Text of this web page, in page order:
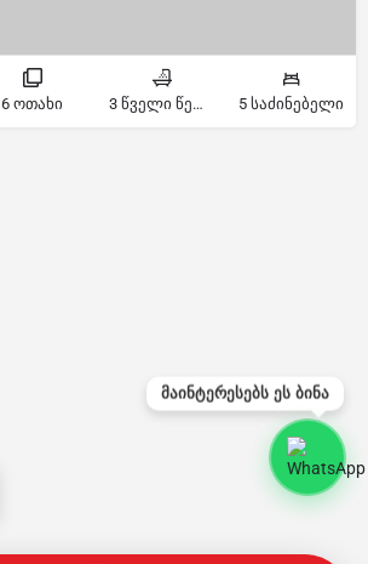
6 ოთახი 3 წველი წერტილი 5 საძინებელი
მაინტერესებს ეს ბინა